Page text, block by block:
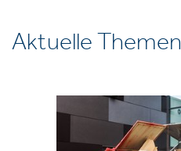
Aktuelle Themen